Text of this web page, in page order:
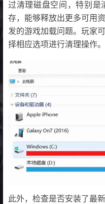
过清理磁盘空间，特别是
存，能够释放出更多可用
发的游戏加载问题。玩家
择相应选项进行清理操作。
此外，检查是否安装了最